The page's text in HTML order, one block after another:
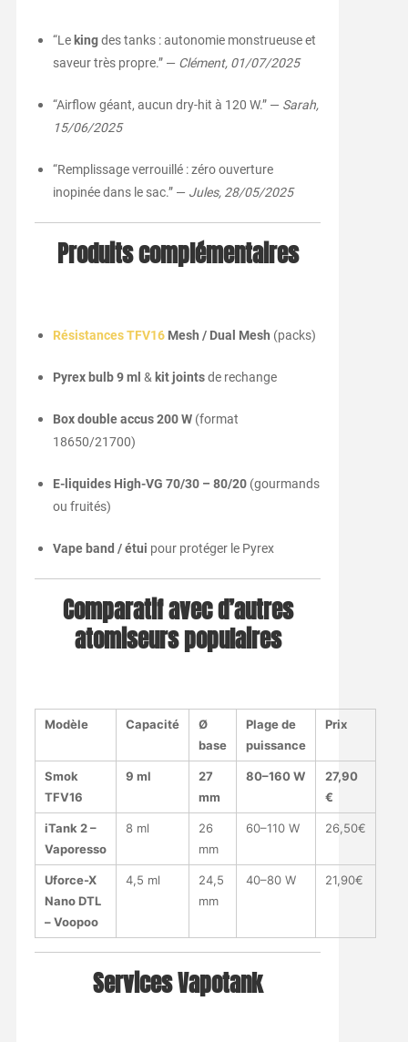
“Le kingdes tanks : autonomie monstrueuse et
saveur très propre.” — Clément, 01/07/2025
“Airflow géant, aucun dry-hit à 120 W.” — Sarah,
15/06/2025
“Remplissage verrouillé : zéro ouverture
inopinée dans le sac.” — Jules, 28/05/2025
Produits complémentaires
Résistances TFV16Mesh / Dual Mesh (packs)
Pyrex bulb 9 ml & kit jointsde rechange
Box double accus 200 W(format
18650/21700)
E-liquides High-VG 70/30 – 80/20(gourmands
ou fruités)
Vape band / étui pour protéger le Pyrex
Comparatif avec d’autres
atomiseurs populaires
Modèle Capacité
Ø
base
Plage de
puissance
Prix
Smok
TFV16
9 ml
27
mm
80–160 W
27,90
€
iTank 2 –
Vaporesso
8 ml
26
mm
60–110 W 26,50€
Uforce-X
Nano DTL
– Voopoo
4,5 ml
24,5
mm
40–80 W 21,90€
Services Vapotank